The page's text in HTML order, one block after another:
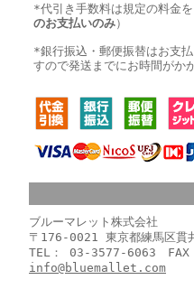
*代引き手数料は規定の料金
のお支払いのみ）
*銀行振込・郵便振替はお支
すので発送までにお時間がか
ブルーマレット株式会社
〒176-0021 東京都練馬区貫
TEL： 03-3577-6063
info@bluemallet.com